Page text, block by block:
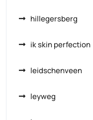
hillegersberg
ik skin perfection
leidschenveen
leyweg